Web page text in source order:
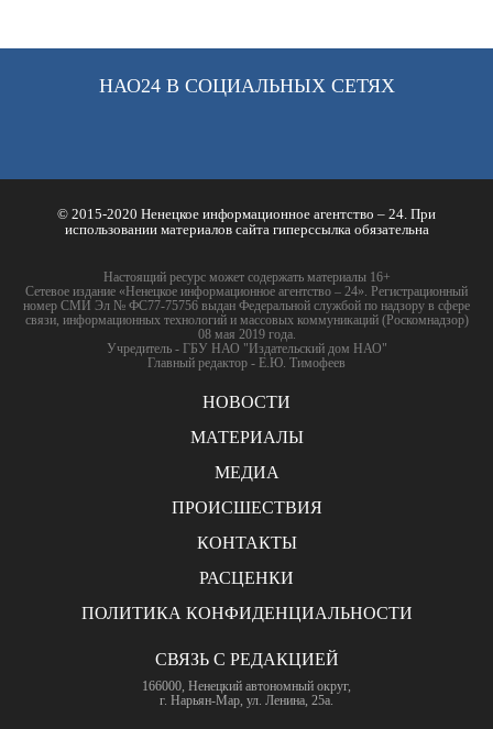
НАО24 В СОЦИАЛЬНЫХ СЕТЯХ
© 2015-2020 Ненецкое информационное агентство – 24. При
использовании материалов сайта гиперссылка обязательна
Настоящий ресурс может содержать материалы 16+
Сетевое издание «Ненецкое информационное агентство – 24». Регистрационный
номер СМИ Эл № ФС77-75756 выдан Федеральной службой по надзору в сфере
связи, информационных технологий и массовых коммуникаций (Роскомнадзор)
08 мая 2019 года.
Учредитель - ГБУ НАО "Издательский дом НАО"
Главный редактор - Е.Ю. Тимофеев
НОВОСТИ
МАТЕРИАЛЫ
МЕДИА
ПРОИСШЕСТВИЯ
КОНТАКТЫ
РАСЦЕНКИ
ПОЛИТИКА КОНФИДЕНЦИАЛЬНОСТИ
СВЯЗЬ С РЕДАКЦИЕЙ
166000, Ненецкий автономный округ,
г. Нарьян-Мар, ул. Ленина, 25а.